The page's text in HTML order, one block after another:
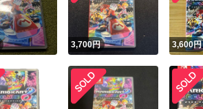
3,700円 3,600円